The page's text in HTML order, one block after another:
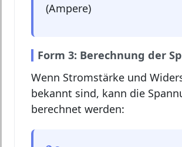
(Ampere)
Form 3: Berechnung der
Wenn Stromstärke und
bekannt sind, kann die
berechnet werden: